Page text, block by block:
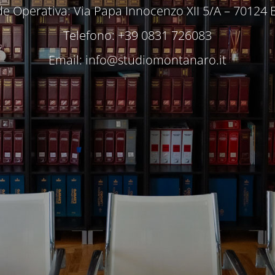
Operativa: Via Papa Innocenzo XII 5/A – 70124
Telefono: +39 0831 726083
Email:info@studiomontanaro.it